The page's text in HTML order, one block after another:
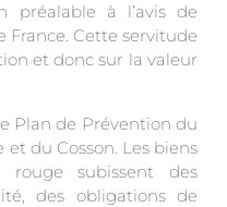
préalable à l’avis de
France. Cette servitude
et donc sur la valeur
Plan de Prévention du
du Cosson. Les biens
subissent des
des obligations de